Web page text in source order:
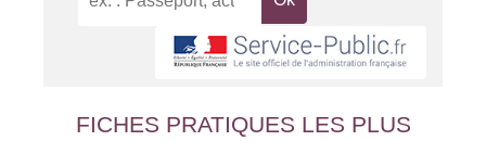
FICHES PRATIQUES LES PLUS